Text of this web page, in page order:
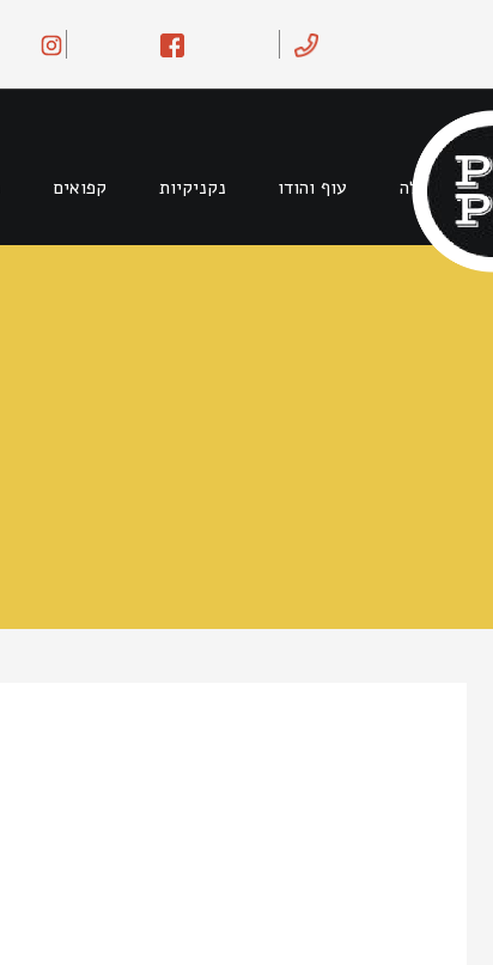
בקר וטלה עוף והודו נקניקיות קפואים